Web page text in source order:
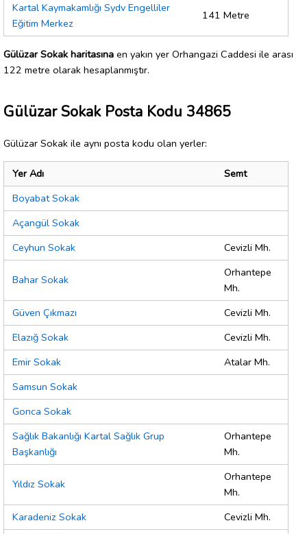
Kartal Kaymakamlığı Sydv Engelliler
Eğitim Merkez
141 Metre
Gülüzar Sokak haritasına en yakın yer Orhangazi Caddesi ile arası
122 metre olarak hesaplanmıştır.
Gülüzar Sokak Posta Kodu 34865
Gülüzar Sokak ile aynı posta kodu olan yerler:
Yer Adı
Semt
Boyabat Sokak
Açangül Sokak
Ceyhun Sokak
Cevizli Mh.
Bahar Sokak
Orhantepe
Mh.
Güven Çıkmazı
Cevizli Mh.
Elazığ Sokak
Cevizli Mh.
Emir Sokak
Atalar Mh.
Samsun Sokak
Gonca Sokak
Sağlık Bakanlığı Kartal Sağlık Grup
Başkanlığı
Orhantepe
Mh.
Yıldız Sokak
Orhantepe
Mh.
Karadeniz Sokak
Cevizli Mh.